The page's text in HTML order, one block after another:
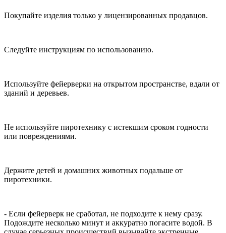
Покупайте изделия только у лицензированных продавцов.
Следуйте инструкциям по использованию.
Используйте фейерверки на открытом пространстве, вдали от
зданий и деревьев.
Не используйте пиротехнику с истекшим сроком годности
или повреждениями.
Держите детей и домашних животных подальше от
пиротехники.
- Если фейерверк не сработал, не подходите к нему сразу.
Подождите несколько минут и аккуратно погасите водой. В